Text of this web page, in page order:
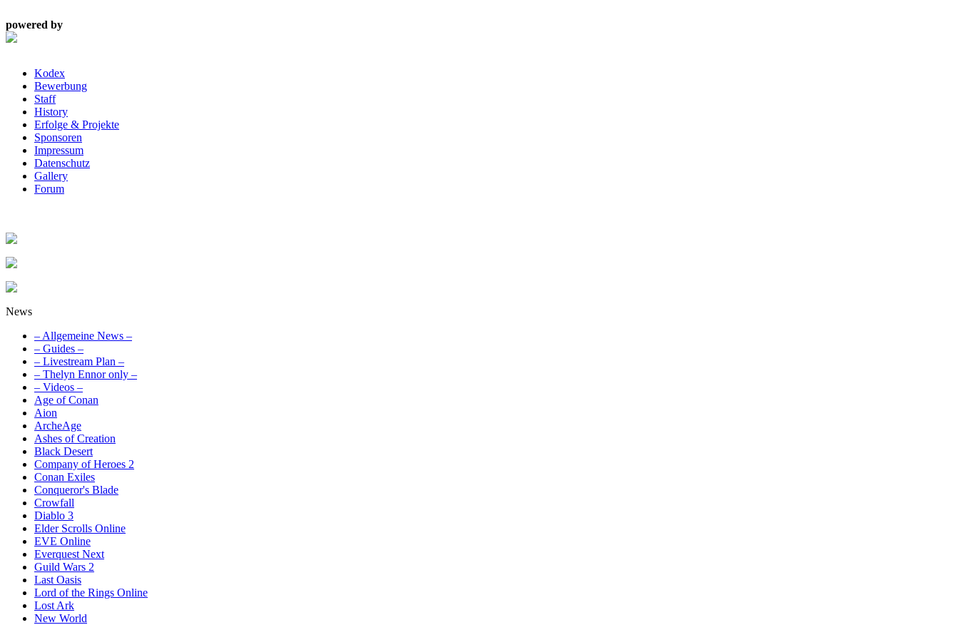
powered by
Kodex
Bewerbung
Staff
History
Erfolge & Projekte
Sponsoren
Impressum
Datenschutz
Gallery
Forum
News
– Allgemeine News –
– Guides –
– Livestream Plan –
– Thelyn Ennor only –
– Videos –
Age of Conan
Aion
ArcheAge
Ashes of Creation
Black Desert
Company of Heroes 2
Conan Exiles
Conqueror's Blade
Crowfall
Diablo 3
Elder Scrolls Online
EVE Online
Everquest Next
Guild Wars 2
Last Oasis
Lord of the Rings Online
Lost Ark
New World